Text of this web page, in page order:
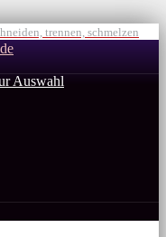
trennen, schmelzen
Auswahl